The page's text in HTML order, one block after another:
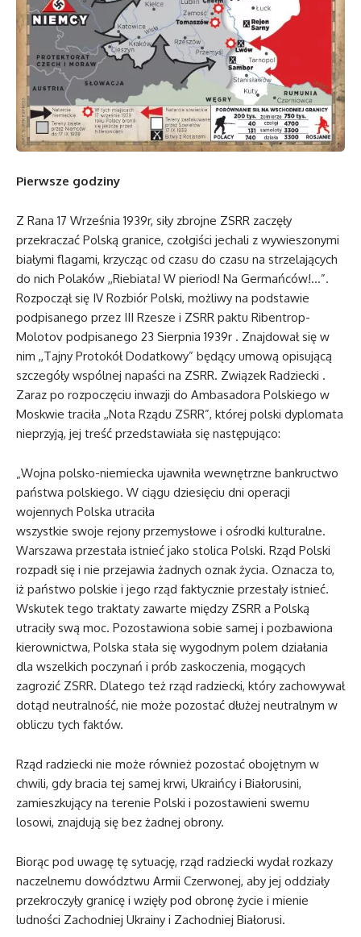
Pierwsze godziny
Z Rana 17 Września 1939r, siły zbrojne ZSRR zaczęły
przekraczać Polską granice, czołgiści jechali z wywieszonymi
białymi flagami, krzycząc od czasu do czasu na strzelających
do nich Polaków ,,Riebiata! W pieriod! Na Germańców!…”.
Rozpoczął się IV Rozbiór Polski, możliwy na podstawie
podpisanego przez III Rzesze i ZSRR paktu Ribentrop-
Molotov podpisanego 23 Sierpnia 1939r . Znajdował się w
nim ,,Tajny Protokół Dodatkowy” będący umową opisującą
szczegóły wspólnej napaści na ZSRR. Związek Radziecki .
Zaraz po rozpoczęciu inwazji do Ambasadora Polskiego w
Moskwie traciła ,,Nota Rządu ZSRR”, której polski dyplomata
nieprzyją, jej treść przedstawiała się następująco:
„Wojna polsko-niemiecka ujawniła wewnętrzne bankructwo
państwa polskiego. W ciągu dziesięciu dni operacji
wojennych Polska utraciła
wszystkie swoje rejony przemysłowe i ośrodki kulturalne.
Warszawa przestała istnieć jako stolica Polski. Rząd Polski
rozpadł się i nie przejawia żadnych oznak życia. Oznacza to,
iż państwo polskie i jego rząd faktycznie przestały istnieć.
Wskutek tego traktaty zawarte między ZSRR a Polską
utraciły swą moc. Pozostawiona sobie samej i pozbawiona
kierownictwa, Polska stała się wygodnym polem działania
dla wszelkich poczynań i prób zaskoczenia, mogących
zagrozić ZSRR. Dlatego też rząd radziecki, który zachowywał
dotąd neutralność, nie może pozostać dłużej neutralnym w
obliczu tych faktów.
Rząd radziecki nie może również pozostać obojętnym w
chwili, gdy bracia tej samej krwi, Ukraińcy i Białorusini,
zamieszkujący na terenie Polski i pozostawieni swemu
losowi, znajdują się bez żadnej obrony.
Biorąc pod uwagę tę sytuację, rząd radziecki wydał rozkazy
naczelnemu dowództwu Armii Czerwonej, aby jej oddziały
przekroczyły granicę i wzięły pod obronę życie i mienie
ludności Zachodniej Ukrainy i Zachodniej Białorusi.